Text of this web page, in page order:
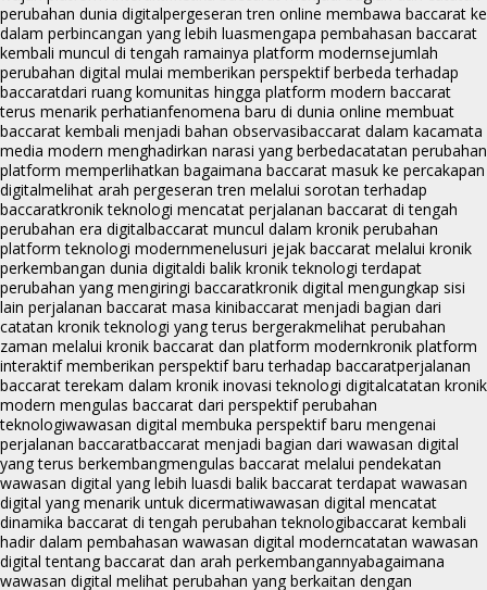
perubahan dunia digitalpergeseran tren online membawa baccarat ke
dalam perbincangan yang lebih luasmengapa pembahasan baccarat
kembali muncul di tengah ramainya platform modernsejumlah
perubahan digital mulai memberikan perspektif berbeda terhadap
baccaratdari ruang komunitas hingga platform modern baccarat
terus menarik perhatianfenomena baru di dunia online membuat
baccarat kembali menjadi bahan observasibaccarat dalam kacamata
media modern menghadirkan narasi yang berbedacatatan perubahan
platform memperlihatkan bagaimana baccarat masuk ke percakapan
digitalmelihat arah pergeseran tren melalui sorotan terhadap
baccaratkronik teknologi mencatat perjalanan baccarat di tengah
perubahan era digitalbaccarat muncul dalam kronik perubahan
platform teknologi modernmenelusuri jejak baccarat melalui kronik
perkembangan dunia digitaldi balik kronik teknologi terdapat
perubahan yang mengiringi baccaratkronik digital mengungkap sisi
lain perjalanan baccarat masa kinibaccarat menjadi bagian dari
catatan kronik teknologi yang terus bergerakmelihat perubahan
zaman melalui kronik baccarat dan platform modernkronik platform
interaktif memberikan perspektif baru terhadap baccaratperjalanan
baccarat terekam dalam kronik inovasi teknologi digitalcatatan kronik
modern mengulas baccarat dari perspektif perubahan
teknologiwawasan digital membuka perspektif baru mengenai
perjalanan baccaratbaccarat menjadi bagian dari wawasan digital
yang terus berkembangmengulas baccarat melalui pendekatan
wawasan digital yang lebih luasdi balik baccarat terdapat wawasan
digital yang menarik untuk dicermatiwawasan digital mencatat
dinamika baccarat di tengah perubahan teknologibaccarat kembali
hadir dalam pembahasan wawasan digital moderncatatan wawasan
digital tentang baccarat dan arah perkembangannyabagaimana
wawasan digital melihat perubahan yang berkaitan dengan